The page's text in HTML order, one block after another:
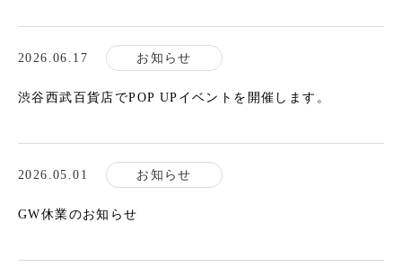
2026.06.17 お知らせ
渋谷西武百貨店でPOP UPイベントを開催します。
2026.05.01 お知らせ
GW休業のお知らせ